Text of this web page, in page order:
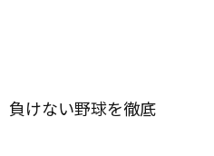
負けない野球を徹底